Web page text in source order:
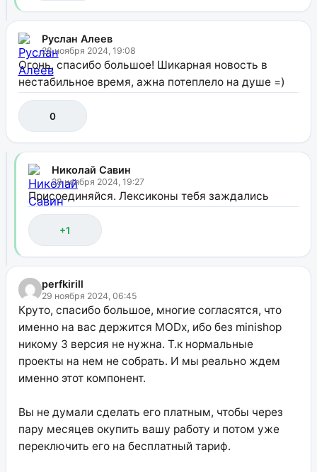
Руслан Алеев
28 ноября 2024, 19:08
Огонь, спасибо большое! Шикарная новость в
нестабильное время, ажна потеплело на душе =)
0
Николай Савин
28 ноября 2024, 19:27
Присоединяйся. Лексиконы тебя заждались
+1
perfkirill
29 ноября 2024, 06:45
Круто, спасибо большое, многие согласятся, что
именно на вас держится MODx, ибо без minishop
никому 3 версия не нужна. Т.к нормальные
проекты на нем не собрать. И мы реально ждем
именно этот компонент.
Вы не думали сделать его платным, чтобы через
пару месяцев окупить вашу работу и потом уже
переключить его на бесплатный тариф.